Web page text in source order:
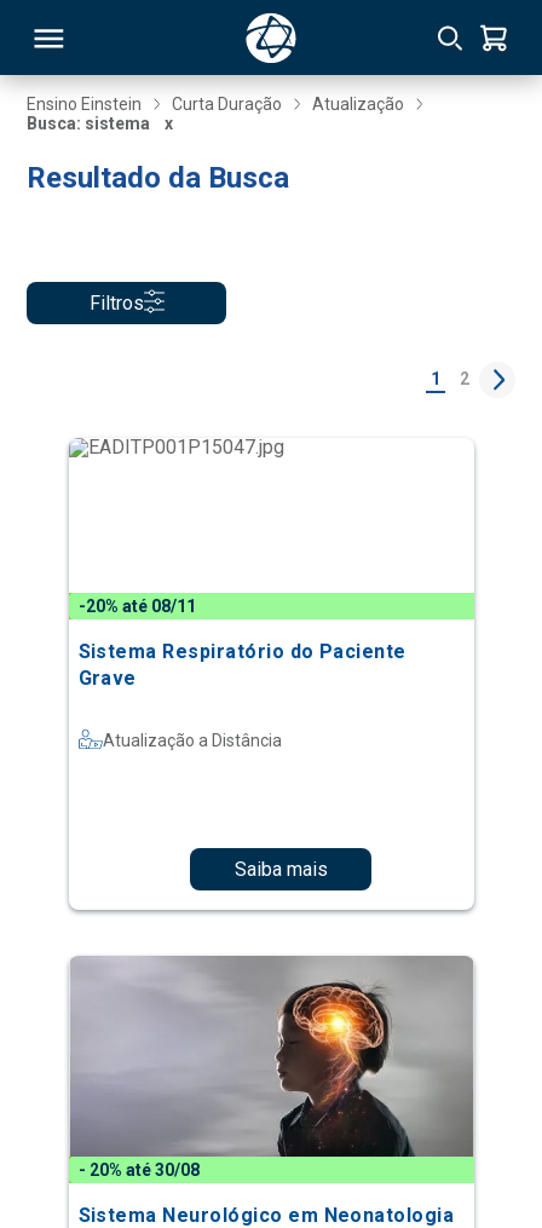
Ensino Einstein Curta Duração
Atualização
Busca: sistema
x
Resultado da Busca
Filtros
1 2
-20% até 08/11
Sistema Respiratório do Paciente
Grave
Atualização a Distância
Saiba mais
- 20% até 30/08
Sistema Neurológico em Neonatologia